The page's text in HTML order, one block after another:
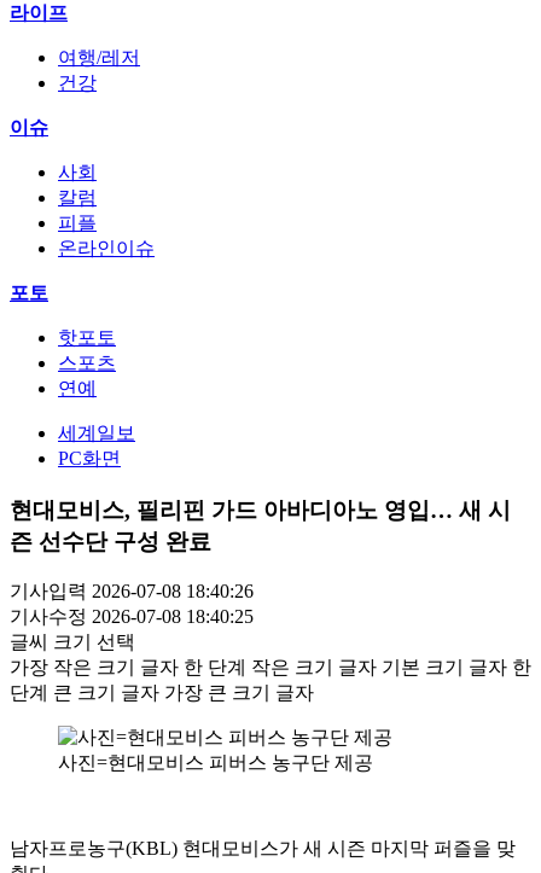
라이프
여행/레저
건강
이슈
사회
칼럼
피플
온라인이슈
포토
핫포토
스포츠
연예
세계일보
PC화면
현대모비스, 필리핀 가드 아바디아노 영입… 새 시
즌 선수단 구성 완료
기사입력 2026-07-08 18:40:26
기사수정 2026-07-08 18:40:25
글씨 크기 선택
가장 작은 크기 글자 한 단계 작은 크기 글자 기본 크기 글자 한
단계 큰 크기 글자 가장 큰 크기 글자
사진=현대모비스 피버스 농구단 제공
남자프로농구(KBL) 현대모비스가 새 시즌 마지막 퍼즐을 맞